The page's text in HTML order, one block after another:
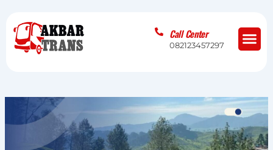
content
Call Center
082123457297